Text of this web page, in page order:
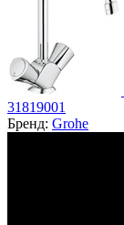
31819001
Бренд: Grohe